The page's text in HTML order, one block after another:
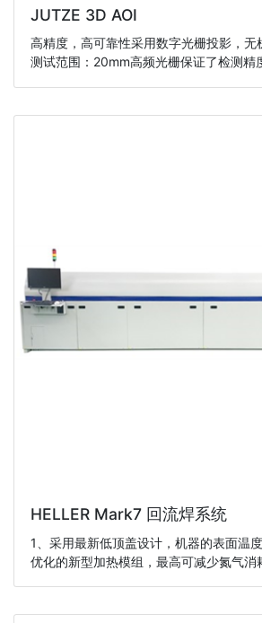
JUTZE 3D AOI
高精度，高可靠性采用数字光栅投影，无
测试范围：20mm高频光栅保证了检测精
HELLER Mark7 回流焊系统
1、采用最新低顶盖设计，机器的表面温
优化的新型加热模组，最高可减少氮气消